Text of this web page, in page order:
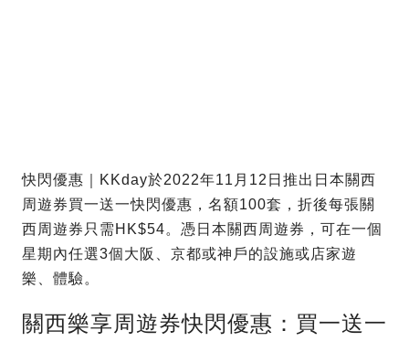
快閃優惠｜KKday於2022年11月12日推出日本關西
周遊券買一送一快閃優惠，名額100套，折後每張關
西周遊券只需HK$54。憑日本關西周遊券，可在一個
星期內任選3個大阪、京都或神戶的設施或店家遊
樂、體驗。
關西樂享周遊券快閃優惠：買一送一